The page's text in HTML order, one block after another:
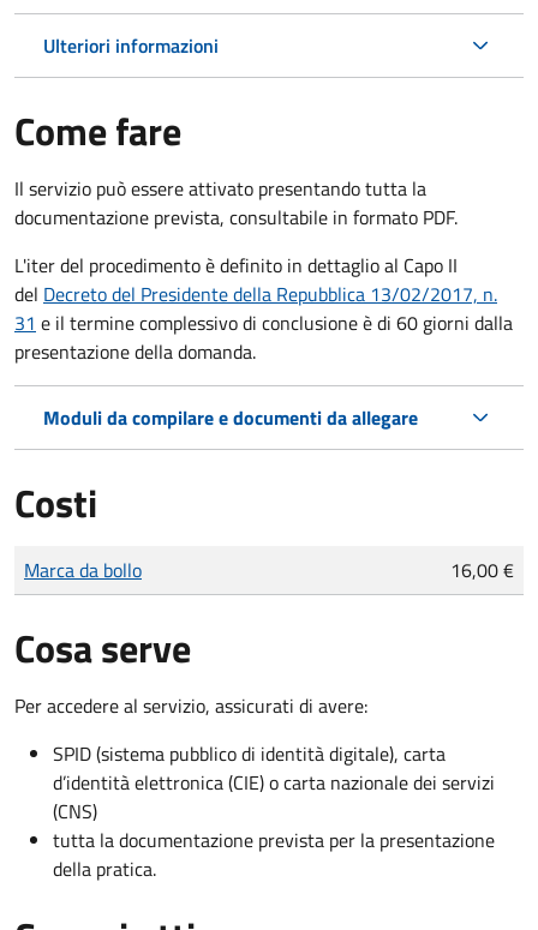
Ulteriori informazioni
Come fare
Il servizio può essere attivato presentando tutta la
documentazione prevista, consultabile in formato PDF.
L'iter del procedimento è definito in dettaglio al Capo II
del Decreto del Presidente della Repubblica 13/02/2017, n.
31 e il termine complessivo di conclusione è di 60 giorni dalla
presentazione della domanda.
Moduli da compilare e documenti da allegare
Costi
Tipo di pagamento
Importo
Marca da bollo 16,00 €
Cosa serve
Per accedere al servizio, assicurati di avere:
SPID (sistema pubblico di identità digitale), carta
d’identità elettronica (CIE) o carta nazionale dei servizi
(CNS)
tutta la documentazione prevista per la presentazione
della pratica.